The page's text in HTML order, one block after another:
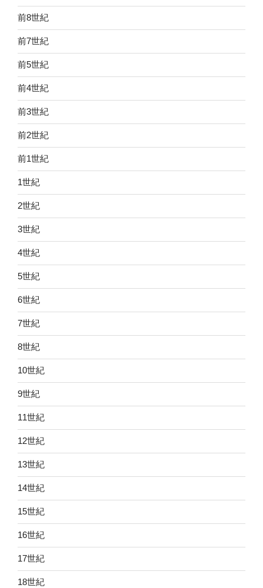
前8世紀
前7世紀
前5世紀
前4世紀
前3世紀
前2世紀
前1世紀
1世紀
2世紀
3世紀
4世紀
5世紀
6世紀
7世紀
8世紀
10世紀
9世紀
11世紀
12世紀
13世紀
14世紀
15世紀
16世紀
17世紀
18世紀